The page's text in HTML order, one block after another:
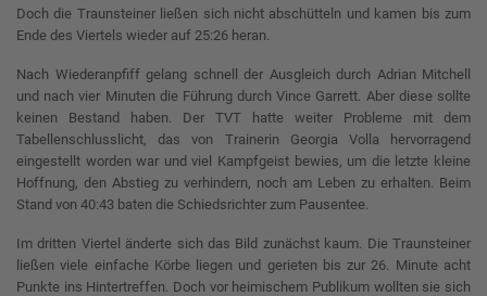
Doch die Traunsteiner ließen sich nicht abschütteln und kamen bis zum
Ende des Viertels wieder auf 25:26 heran.
Nach Wiederanpfiff gelang schnell der Ausgleich durch Adrian Mitchell
und nach vier Minuten die Führung durch Vince Garrett. Aber diese sollte
keinen Bestand haben. Der TVT hatte weiter Probleme mit dem
Tabellenschlusslicht, das von Trainerin Georgia Volla hervorragend
eingestellt worden war und viel Kampfgeist bewies, um die letzte kleine
Hoffnung, den Abstieg zu verhindern, noch am Leben zu erhalten. Beim
Stand von 40:43 baten die Schiedsrichter zum Pausentee.
Im dritten Viertel änderte sich das Bild zunächst kaum. Die Traunsteiner
ließen viele einfache Körbe liegen und gerieten bis zur 26. Minute acht
Punkte ins Hintertreffen. Doch vor heimischem Publikum wollten sie sich